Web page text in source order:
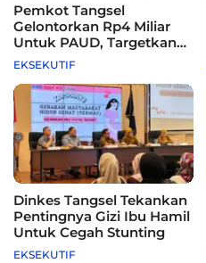
Pemkot Tangsel
Gelontorkan Rp4 Miliar
Untuk PAUD, Targetkan
115 Sekolah
EKSEKUTIF
Dinkes Tangsel Tekankan
Pentingnya Gizi Ibu Hamil
Untuk Cegah Stunting
EKSEKUTIF